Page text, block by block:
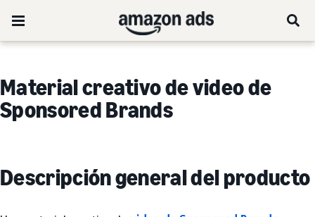
Material creativo de video de
Sponsored Brands
Descripción general del producto